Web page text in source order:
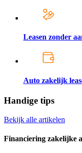
Leasen zonder
Auto zakelijk
Handige tips
Bekijk alle artikelen
Financiering zakelijke